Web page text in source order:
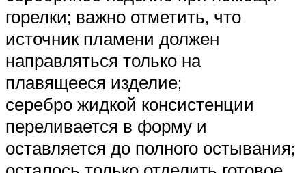
горелки; важно отметить, что
источник пламени должен
направляться только на
плавящееся изделие;
серебро жидкой консистенции
переливается в форму и
оставляется до полного остывания;